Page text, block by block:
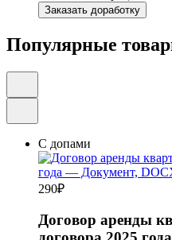
Заказать доработку
Популярные
С допами
290₽
Договор аренды